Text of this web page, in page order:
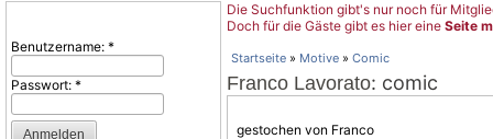
Benutzername: *
Passwort: *
Die Suchfunktion gibt's nur noch für
Doch für die Gäste gibt es hier eine Seite
Startseite » Motive » Comic
Franco Lavorato: comic
gestochen von Franco